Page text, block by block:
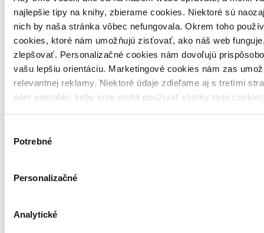
najlepšie tipy na knihy, zbierame cookies. Niektoré sú
nich by naša stránka vôbec nefungovala. Okrem toho
cookies, ktoré nám umožňujú zisťovať, ako náš web
zlepšovať. Personalizačné cookies nám dovoľujú
vašu lepšiu orientáciu. Marketingové cookies nám zas
relevantnej reklamy. Niektoré údaje zdieľame aj s tretími
nám pomohlo, keby sme mohli používať všetky tieto
súhlasu
Potrebné
Personalizačné
Analytické
4,8
Holly (český jazyk)
BETA - Dobrovský, 2024
Holly (český jazyk)
Holly Gibneyová, jedna z nejpodmanivějších a nejvynalézavějších
postav Stephena Kinga, se vrací v tomto napínavém románu, aby